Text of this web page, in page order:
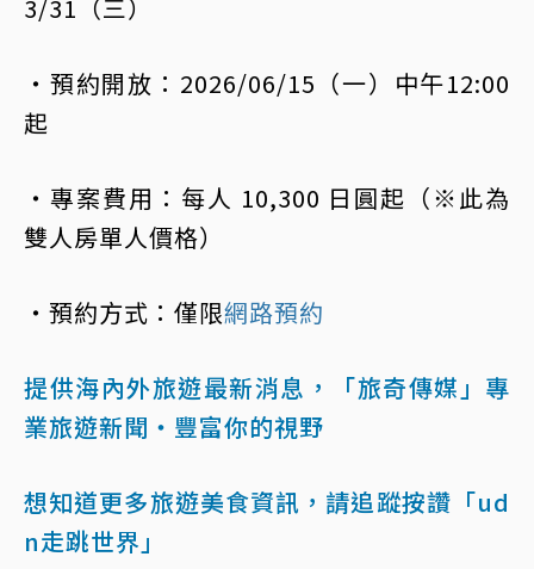
3/31（三）
・預約開放：2026/06/15（一）中午12:00
起
・專案費用：每人 10,300 日圓起（※此為
雙人房單人價格）
・預約方式：僅限網路預約
提供海內外旅遊最新消息，「旅奇傳媒」專
業旅遊新聞‧豐富你的視野
想知道更多旅遊美食資訊，請追蹤按讚「ud
n走跳世界」